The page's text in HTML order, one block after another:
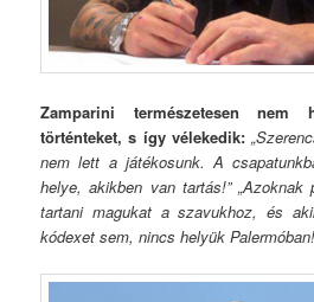
Zamparini természetesen
történteket, s így vélekedik:
nem lett a játékosunk. A
helye, akikben van tartás!”
tartani magukat a szavukhoz, és
kódexet sem, nincs helyük